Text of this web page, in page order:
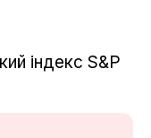
індекс S&P